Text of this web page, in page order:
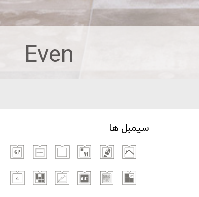
Even
سیمبل ها